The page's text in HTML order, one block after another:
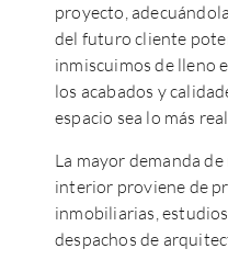
proyecto,
del futuro cliente
inmiscuimos de lleno
los acabados y
espacio sea lo más
La mayor demanda
interior proviene de
inmobiliarias,
despachos de